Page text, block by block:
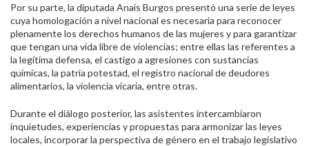
Por su parte, la diputada Anais Burgos presentó una serie de leyes
cuya homologación a nivel nacional es necesaria para reconocer
plenamente los derechos humanos de las mujeres y para garantizar
que tengan una vida libre de violencias; entre ellas las referentes a
la legítima defensa, el castigo a agresiones con sustancias
químicas, la patria potestad, el registro nacional de deudores
alimentarios, la violencia vicaría, entre otras.
Durante el diálogo posterior, las asistentes intercambiaron
inquietudes, experiencias y propuestas para armonizar las leyes
locales, incorporar la perspectiva de género en el trabajo legislativo